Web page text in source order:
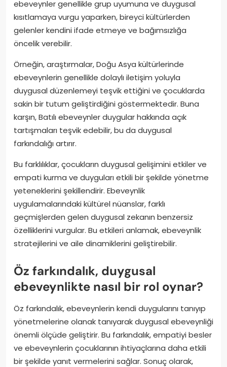
ebeveynler genellikle grup uyumuna ve duygusal
kısıtlamaya vurgu yaparken, bireyci kültürlerden
gelenler kendini ifade etmeye ve bağımsızlığa
öncelik verebilir.
Örneğin, araştırmalar, Doğu Asya kültürlerinde
ebeveynlerin genellikle dolaylı iletişim yoluyla
duygusal düzenlemeyi teşvik ettiğini ve çocuklarda
sakin bir tutum geliştirdiğini göstermektedir. Buna
karşın, Batılı ebeveynler duygular hakkında açık
tartışmaları teşvik edebilir, bu da duygusal
farkındalığı artırır.
Bu farklılıklar, çocukların duygusal gelişimini etkiler ve
empati kurma ve duyguları etkili bir şekilde yönetme
yeteneklerini şekillendirir. Ebeveynlik
uygulamalarındaki kültürel nüanslar, farklı
geçmişlerden gelen duygusal zekanın benzersiz
özelliklerini vurgular. Bu etkileri anlamak, ebeveynlik
stratejilerini ve aile dinamiklerini geliştirebilir.
Öz farkındalık, duygusal
ebeveynlikte nasıl bir rol oynar?
Öz farkındalık, ebeveynlerin kendi duygularını tanıyıp
yönetmelerine olanak tanıyarak duygusal ebeveynliği
önemli ölçüde geliştirir. Bu farkındalık, empatiyi besler
ve ebeveynlerin çocuklarının ihtiyaçlarına daha etkili
bir şekilde yanıt vermelerini sağlar. Sonuç olarak,